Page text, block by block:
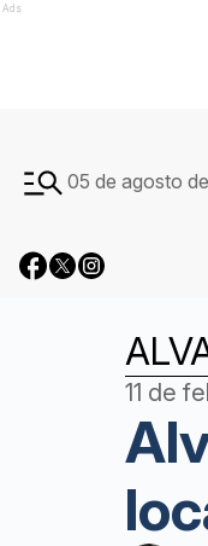
Ads
05 de agosto
11 de